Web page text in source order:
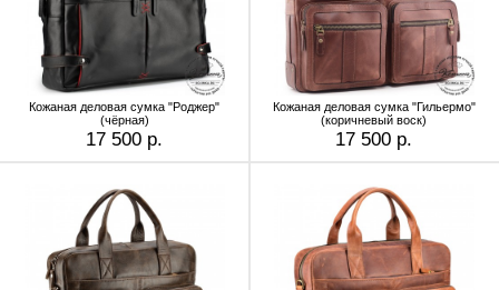
Кожаная деловая сумка "Роджер"
(чёрная)
17 500 р.
Кожаная деловая сумка "Гильермо"
(коричневый воск)
17 500 р.